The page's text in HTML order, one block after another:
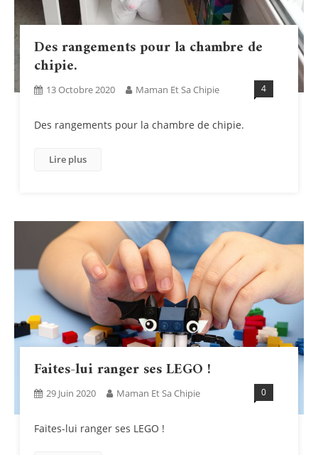
Des rangements pour la chambre de
chipie.
13 Octobre 2020 Maman Et Sa Chipie 4
Des rangements pour la chambre de chipie.
Lire plus
Faites-lui ranger ses LEGO !
29 Juin 2020 Maman Et Sa Chipie 0
Faites-lui ranger ses LEGO !